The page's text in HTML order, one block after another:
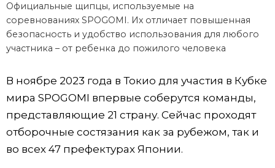
Официальные щипцы, используемые на
соревнованиях SPOGOMI. Их отличает повышенная
безопасность и удобство использования для любого
участника – от ребенка до пожилого человека
В ноябре 2023 года в Токио для участия в Кубке
мира SPOGOMI впервые соберутся команды,
представляющие 21 страну. Сейчас проходят
отборочные состязания как за рубежом, так и
во всех 47 префектурах Японии.